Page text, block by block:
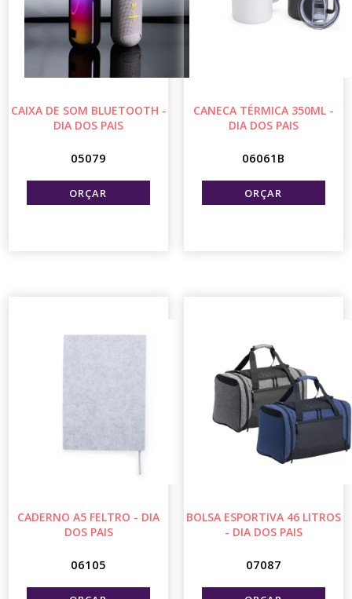
CAIXA DE SOM BLUETOOTH -
DIA DOS PAIS
05079
CANECA TÉRMICA 350ML -
DIA DOS PAIS
06061B
CADERNO A5 FELTRO - DIA
DOS PAIS
06105
BOLSA ESPORTIVA 46 LITROS
- DIA DOS PAIS
07087